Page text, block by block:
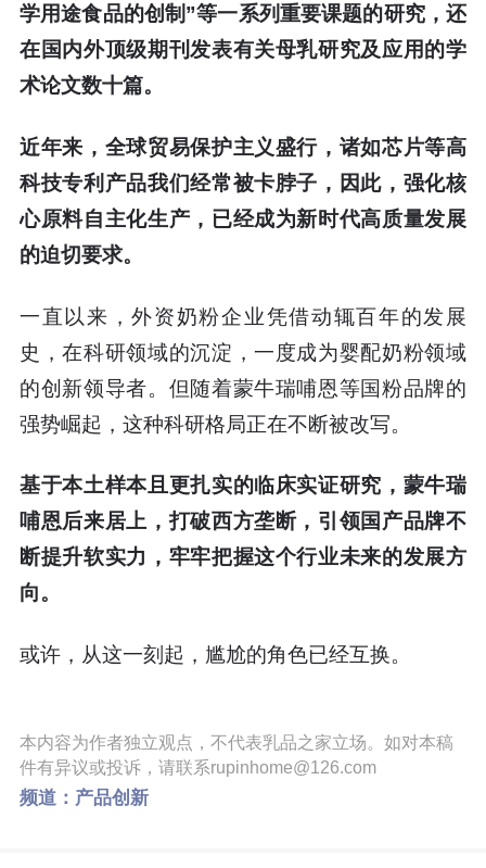
学用途食品的创制”等一系列重要课题的研究，还
在国内外顶级期刊发表有关母乳研究及应用的学
术论文数十篇。
近年来，全球贸易保护主义盛行，诸如芯片等高
科技专利产品我们经常被卡脖子，因此，强化核
心原料自主化生产，已经成为新时代高质量发展
的迫切要求。
一直以来，外资奶粉企业凭借动辄百年的发展
史，在科研领域的沉淀，一度成为婴配奶粉领域
的创新领导者。但随着蒙牛瑞哺恩等国粉品牌的
强势崛起，这种科研格局正在不断被改写。
基于本土样本且更扎实的临床实证研究，蒙牛瑞
哺恩后来居上，打破西方垄断，引领国产品牌不
断提升软实力，牢牢把握这个行业未来的发展方
向。
或许，从这一刻起，尴尬的角色已经互换。
本内容为作者独立观点，不代表乳品之家立场。如对本稿
件有异议或投诉，请联系rupinhome@126.com
频道： 产品创新